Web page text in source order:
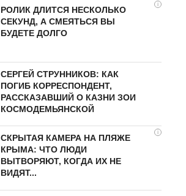
i
РОЛИК ДЛИТСЯ НЕСКОЛЬКО
СЕКУНД, А СМЕЯТЬСЯ ВЫ
БУДЕТЕ ДОЛГО
СЕРГЕЙ СТРУННИКОВ: КАК
ПОГИБ КОРРЕСПОНДЕНТ,
РАССКАЗАВШИЙ О КАЗНИ ЗОИ
КОСМОДЕМЬЯНСКОЙ
i
СКРЫТАЯ КАМЕРА НА ПЛЯЖЕ
КРЫМА: ЧТО ЛЮДИ
ВЫТВОРЯЮТ, КОГДА ИХ НЕ
ВИДЯТ...